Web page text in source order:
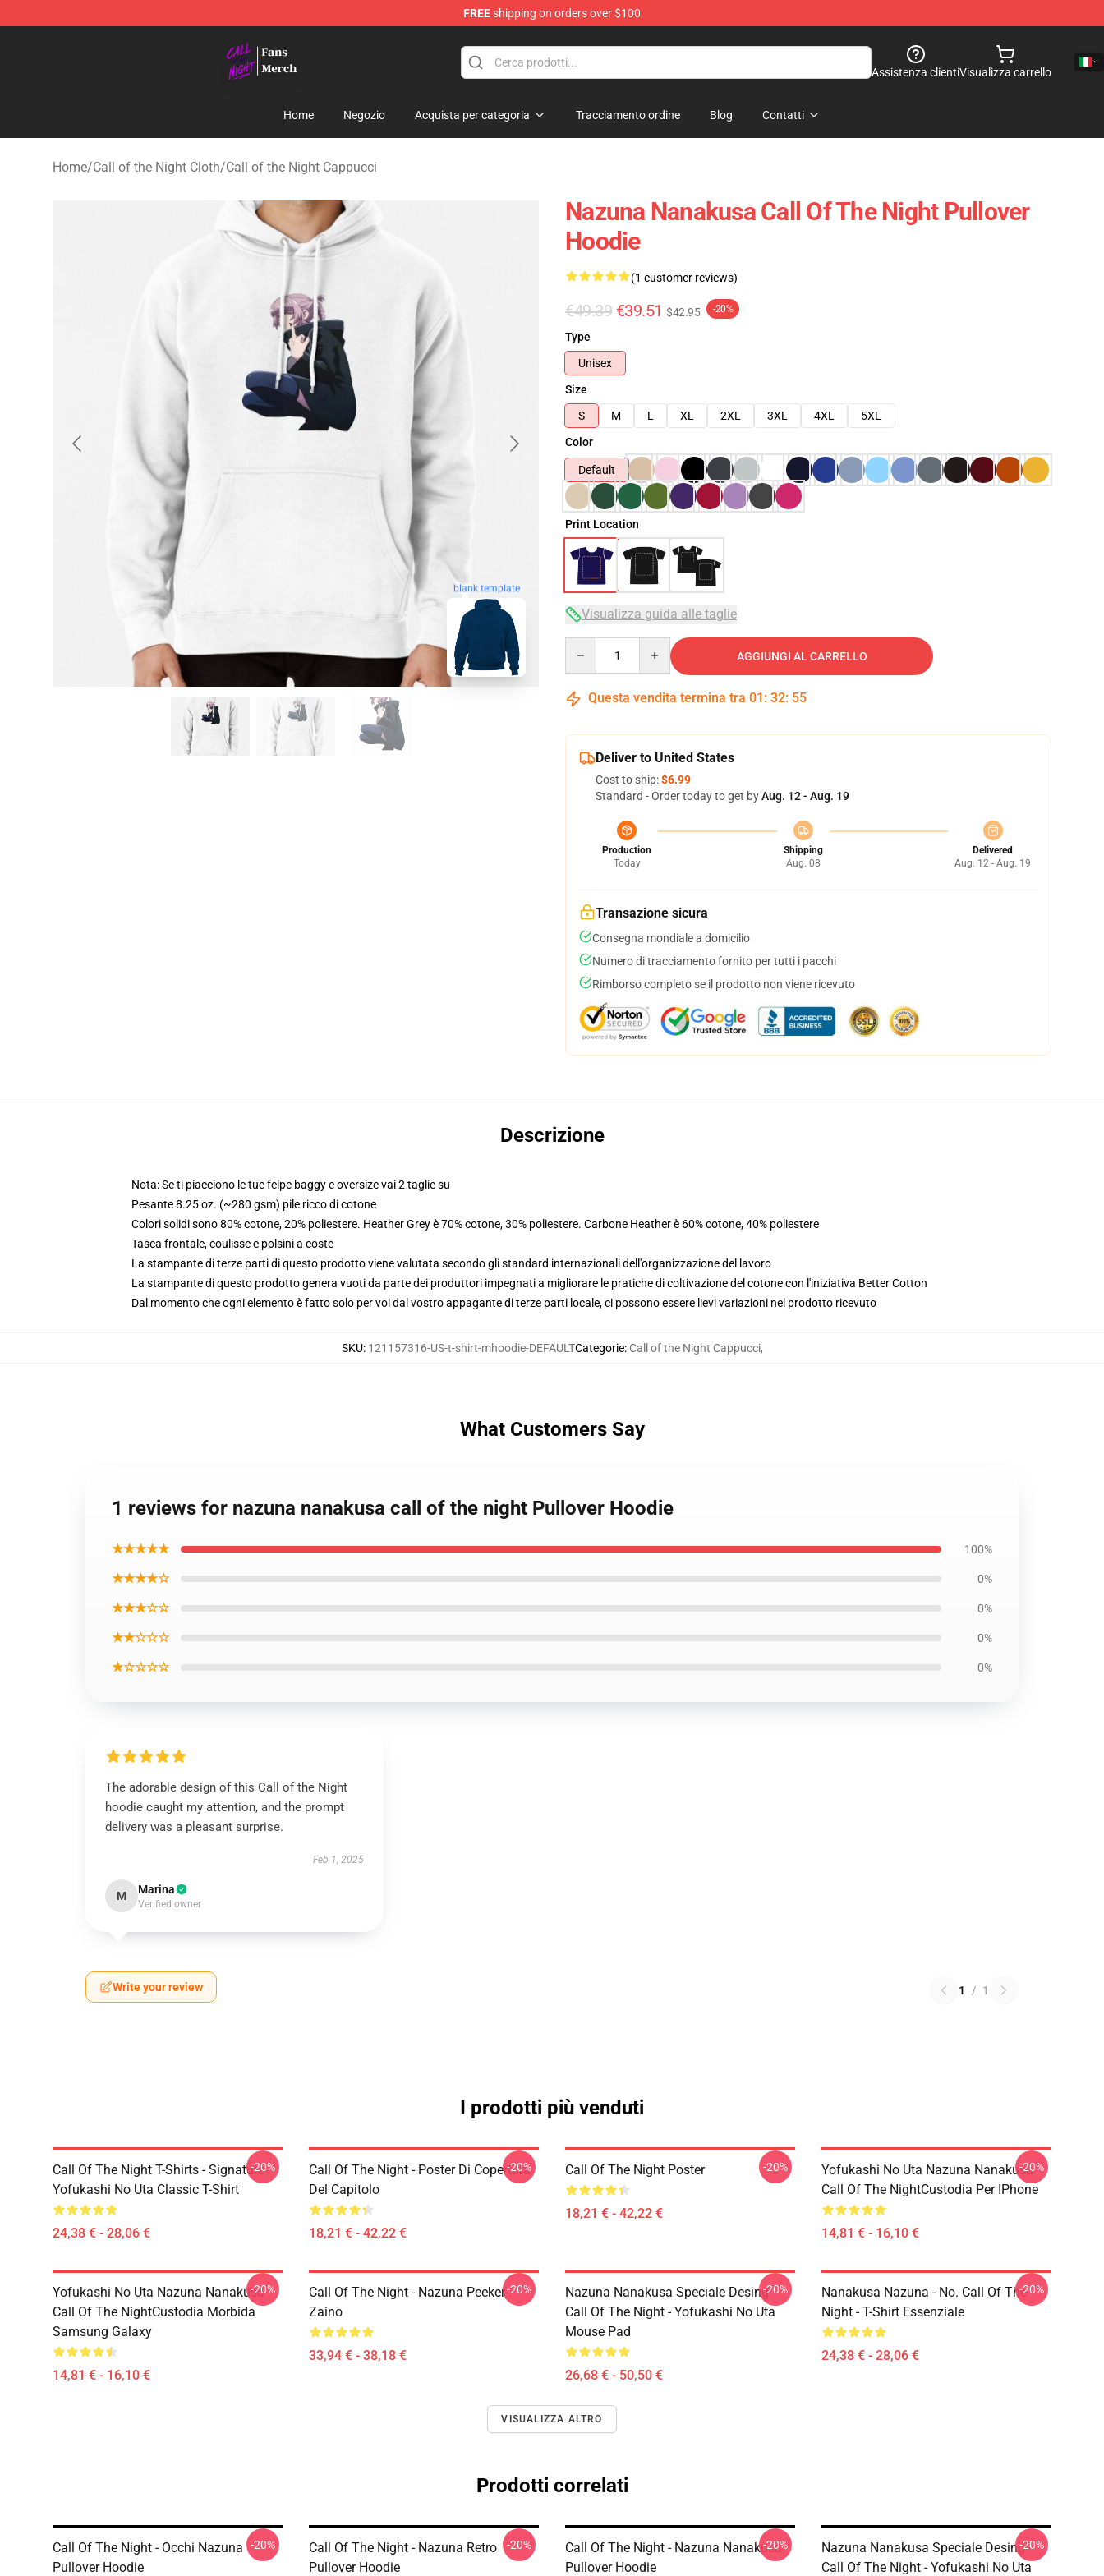
FREEshipping on orders over $100
Assistenza clientiVisualizza carrello
Home Negozio Acquista per categoria Tracciamento ordine Blog Contatti
Home/Call of the Night Cloth/Call of the Night Cappucci
blank template
Nazuna Nanakusa Call Of The Night Pullover
Hoodie
(1 customer reviews)
€49.39 €39.51 $42.95 -20%
Type
Unisex
Size
S
M L XL 2XL 3XL 4XL
5XL
Color
Default
Print Location
Visualizza guida alle taglie
AGGIUNGI AL CARRELLO
Questa vendita termina tra 01 : 32: 54
Deliver to United States
Cost to ship:$6.99
Standard - Order today to get byAug. 12 - Aug. 19
Production
Today
Shipping
Aug. 08
Delivered
Aug. 12 - Aug. 19
Transazione sicura
Consegna mondiale a domicilio
Numero di tracciamento fornito per tutti i pacchi
Rimborso completo se il prodotto non viene ricevuto
Descrizione
Nota: Se ti piacciono le tue felpe baggy e oversize vai 2 taglie su
Pesante 8.25 oz. (~280 gsm) pile ricco di cotone
Colori solidi sono 80% cotone, 20% poliestere. Heather Grey è 70% cotone, 30% poliestere. Carbone Heather è 60% cotone, 40% poliestere
Tasca frontale, coulisse e polsini a coste
La stampante di terze parti di questo prodotto viene valutata secondo gli standard internazionali dell'organizzazione del lavoro
La stampante di questo prodotto genera vuoti da parte dei produttori impegnati a migliorare le pratiche di coltivazione del cotone con l'iniziativa Better Cotton
Dal momento che ogni elemento è fatto solo per voi dal vostro appagante di terze parti locale, ci possono essere lievi variazioni nel prodotto ricevuto
SKU: 121157316-US-t-shirt-mhoodie-DEFAULTCategorie: Call of the Night Cappucci,
What Customers Say
1 reviews for nazuna nanakusa call of the night Pullover Hoodie
★★★★★ 100%
★★★★☆ 0%
★★★☆☆ 0%
★★☆☆☆ 0%
★☆☆☆☆ 0%
The adorable design of this Call of the Night
hoodie caught my attention, and the prompt
delivery was a pleasant surprise.
Feb 1, 2025
M Marina
Verified owner
Write your review 1 / 1
I prodotti più venduti
Call Of The Night T-Shirts - Signature
Yofukashi No Uta Classic T-Shirt
24,38 € - 28,06 €
-20%
Call Of The Night - Poster Di Copertura
Del Capitolo
18,21 € - 42,22 €
-20% Call Of The Night Poster
18,21 € - 42,22 €
-20%
Yofukashi No Uta Nazuna Nanakusa
Call Of The NightCustodia Per IPhone
14,81 € - 16,10 €
-20%
Yofukashi No Uta Nazuna Nanakusa
Call Of The NightCustodia Morbida
Samsung Galaxy
14,81 € - 16,10 €
-20%
Call Of The Night - Nazuna Peeker
Zaino
33,94 € - 38,18 €
-20%
Nazuna Nanakusa Speciale Desing -
Call Of The Night - Yofukashi No Uta
Mouse Pad
26,68 € - 50,50 €
-20%
Nanakusa Nazuna - No. Call Of The
Night - T-Shirt Essenziale
24,38 € - 28,06 €
-20%
VISUALIZZA ALTRO
Prodotti correlati
Call Of The Night - Occhi Nazuna
Pullover Hoodie
-20%
Call Of The Night - Nazuna Retro
Pullover Hoodie
-20%
Call Of The Night - Nazuna Nanakusa
Pullover Hoodie
-20%
Nazuna Nanakusa Speciale Desing -
Call Of The Night - Yofukashi No Uta
-20%